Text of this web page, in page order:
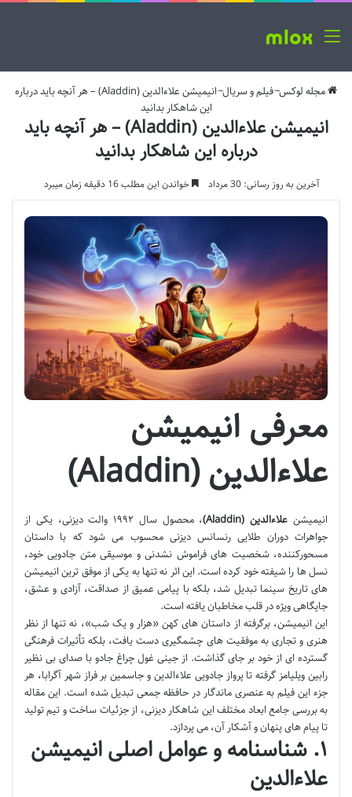
منو
مجله لوکس~فیلم و سریال~
انیمیشن علاءالدین (Aladdin) – هر آنچه باید درباره
این شاهکار بدانید
انیمیشن علاءالدین (Aladdin) – هر آنچه باید
درباره این شاهکار بدانید
آخرین به روز رسانی: 30 مرداد خواندن این مطلب 16 دقیقه زمان میبرد
معرفی انیمیشن
علاءالدین (Aladdin)
انیمیشن علاءالدین (Aladdin)
، محصول سال ۱۹۹۲ والت دیزنی، یکی از
جواهرات دوران طلایی رنسانس دیزنی محسوب می شود که با داستان
مسحورکننده، شخصیت های فراموش نشدنی و موسیقی متن جادویی خود،
نسل ها را شیفته خود کرده است. این اثر نه تنها به یکی از موفق ترین انیمیشن
های تاریخ سینما تبدیل شد، بلکه با پیامی عمیق از صداقت، آزادی و عشق،
جایگاهی ویژه در قلب مخاطبان یافته است.
این انیمیشن، برگرفته از داستان های کهن «هزار و یک شب»، نه تنها از نظر
هنری و تجاری به موفقیت های چشمگیری دست یافت، بلکه تأثیرات فرهنگی
گسترده ای از خود بر جای گذاشت. از جینی غول چراغ جادو با صدای بی نظیر
رابین ویلیامز گرفته تا پرواز جادویی علاءالدین و جاسمین بر فراز شهر آگرابا، هر
جزء این فیلم به عنصری ماندگار در حافظه جمعی تبدیل شده است. این مقاله
به بررسی جامع ابعاد مختلف این شاهکار دیزنی، از جزئیات ساخت و تیم تولید
تا پیام های پنهان و آشکار آن، می پردازد.
۱. شناسنامه و عوامل اصلی انیمیشن
علاءالدین